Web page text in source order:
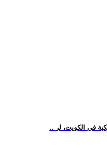
في الكويت، لر